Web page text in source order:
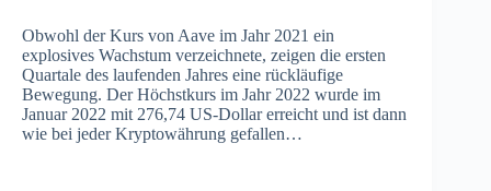
Obwohl der Kurs von Aave im Jahr 2021 ein
explosives Wachstum verzeichnete, zeigen die ersten
Quartale des laufenden Jahres eine rückläufige
Bewegung. Der Höchstkurs im Jahr 2022 wurde im
Januar 2022 mit 276,74 US-Dollar erreicht und ist dann
wie bei jeder Kryptowährung gefallen…